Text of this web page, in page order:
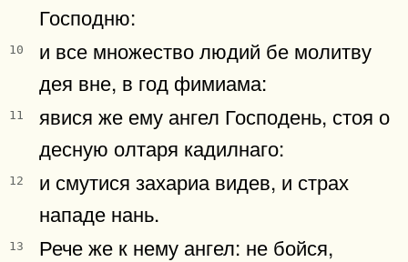
Господню:
10
и все множество людий бе молитву
дея вне, в год фимиама:
11
явися же ему ангел Господень, стоя о
десную олтаря кадилнаго:
12
и смутися захариа видев, и страх
нападе нань.
13
Рече же к нему ангел: не бойся,